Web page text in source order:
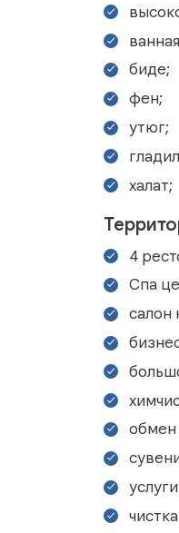
биде;
фен;
утюг;
халат;
4
Спа
салон